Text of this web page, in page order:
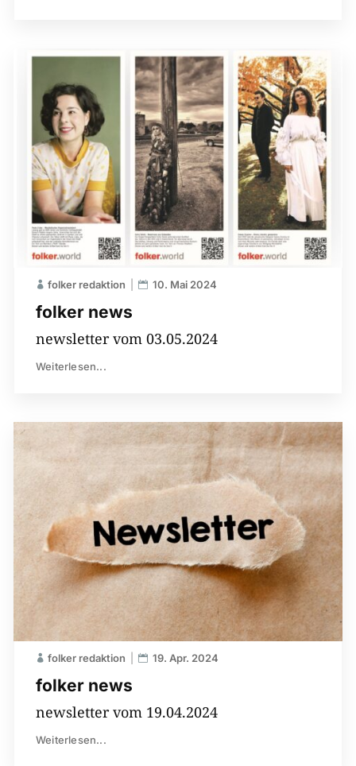
folker news
folker redaktion 10. Mai 2024
newsletter vom 03.05.2024
Weiterlesen...
folker news
folker redaktion 19. Apr. 2024
newsletter vom 19.04.2024
Weiterlesen...